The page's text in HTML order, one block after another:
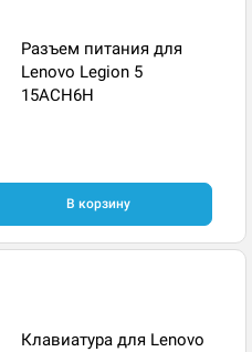
Разъем питания для
Lenovo Legion 5
15ACH6H
В корзину
Клавиатура для Lenovo